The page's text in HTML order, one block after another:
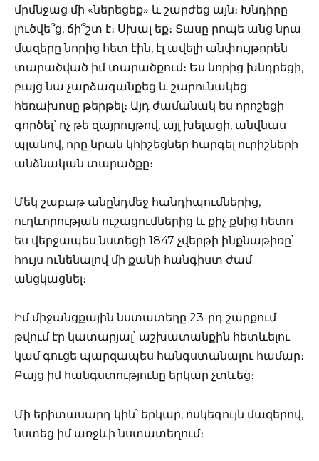
մրմնջաց մի «ներեցեք» և շարժեց այն։ Խնդիրը
լուծվե՞ց, ճի՞շտ է։ Սխալ եք։ Տասը րոպե անց նրա
մազերը նորից հետ էին, էլ ավելի անփույթորեն
տարածված իմ տարածքում։ Ես նորից խնդրեցի,
բայց նա չարձագանքեց և շարունակեց
հեռախոսը թերթել։ Այդ ժամանակ ես որոշեցի
գործել՝ ոչ թե զայրույթով, այլ խելացի, անվնաս
պլանով, որը նրան կհիշեցներ հարգել ուրիշների
անձնական տարածքը։
Մեկ շաբաթ անընդմեջ հանդիպումներից,
ուղևորության ուշացումներից և քիչ քնից հետո
ես վերջապես նստեցի 1847 չվերթի ինքնաթիռը՝
հույս ունենալով մի քանի հանգիստ ժամ
անցկացնել։
Իմ միջանցքային նստատեղը 23-րդ շարքում
թվում էր կատարյալ՝ աշխատանքին հետևելու
կամ գուցե պարզապես հանգստանալու համար։
Բայց իմ հանգստությունը երկար չտևեց։
Մի երիտասարդ կին՝ երկար, ոսկեգույն մազերով,
նստեց իմ առջևի նստատեղում։